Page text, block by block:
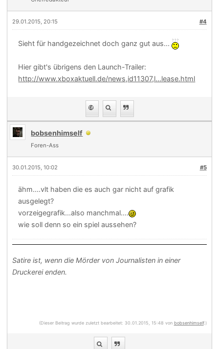
#4
29.01.2015, 20:15
Sieht für handgezeichnet doch ganz gut aus...
Hier gibt's übrigens den Launch-Trailer:
http://www.xboxaktuell.de/news,id11307,l...lease.html
bobsenhimself
Foren-Ass
#5
30.01.2015, 10:02
ähm....vlt haben die es auch gar nicht auf grafik
ausgelegt?
vorzeigegrafik...also manchmal....
wie soll denn so ein spiel aussehen?
Satire ist, wenn die Mörder von Journalisten in einer
Druckerei enden.
(Dieser Beitrag wurde zuletzt bearbeitet: 30.01.2015, 15:48 von bobsenhimself.)